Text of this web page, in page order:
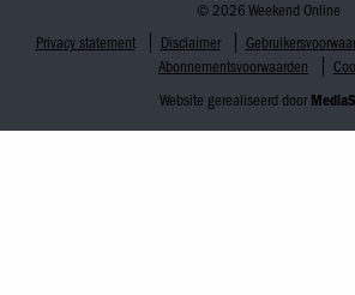
© 2026 Weekend Online
Privacy statement
Disclaimer
Abonnementsvoorwaarden
Website gerealiseerd door